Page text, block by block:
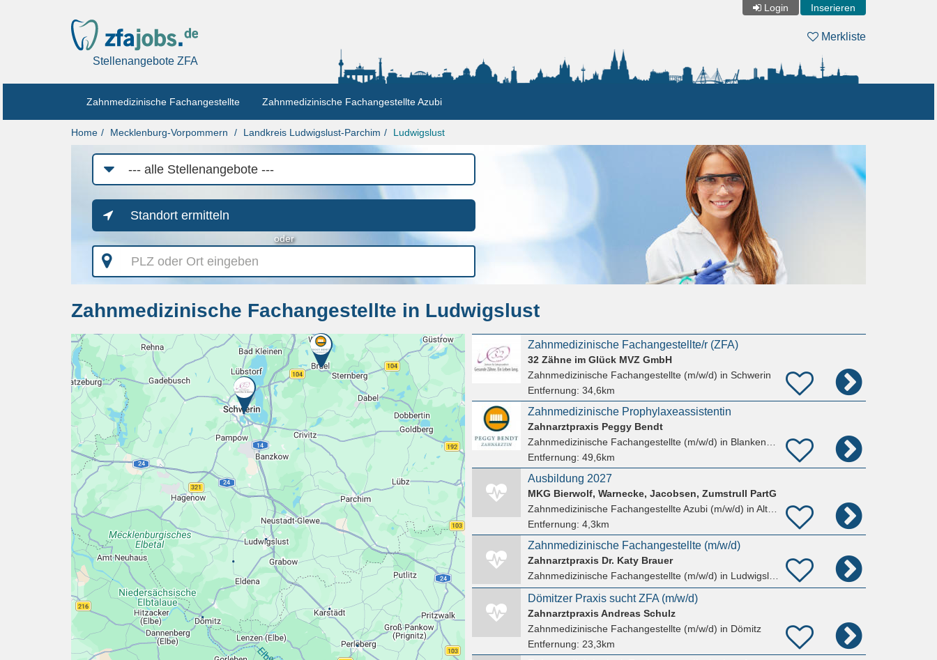
Login Inserieren
Stellenangebote ZFA
Merkliste
Zahnmedizinische Fachangestellte Zahnmedizinische Fachangestellte Azubi
Home Mecklenburg-Vorpommern Landkreis Ludwigslust-Parchim Ludwigslust
Job-
Kategorie
Standort ermitteln
oder
PLZ
oder
Ort
Zahnmedizinische Fachangestellte in Ludwigslust
Zahnmedizinische Fachangestellte/r (ZFA)
32 Zähne im Glück MVZ GmbH
Zahnmedizinische Fachangestellte (m/w/d) in Schwerin
Entfernung: 34,6km
Zahnmedizinische Prophylaxeassistentin
Zahnarztpraxis Peggy Bendt
Zahnmedizinische Fachangestellte (m/w/d) in Blankenberg Ludwigslust-Parchim
Entfernung: 49,6km
Ausbildung 2027
MKG Bierwolf, Warnecke, Jacobsen, Zumstrull PartG
Zahnmedizinische Fachangestellte Azubi (m/w/d) in Alt Krenzlin
Entfernung: 4,3km
Zahnmedizinische Fachangestellte (m/w/d)
Zahnarztpraxis Dr. Katy Brauer
Zahnmedizinische Fachangestellte (m/w/d) in Ludwigslust, Glaisin
Dömitzer Praxis sucht ZFA (m/w/d)
Zahnarztpraxis Andreas Schulz
Zahnmedizinische Fachangestellte (m/w/d) in Dömitz
Entfernung: 23,3km